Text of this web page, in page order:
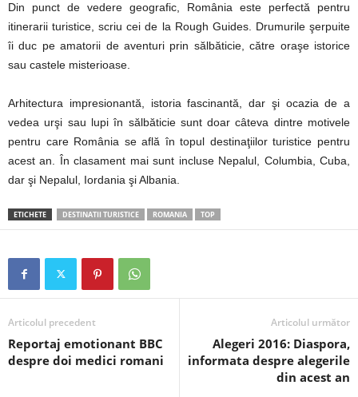
Din punct de vedere geografic, România este perfectă pentru
itinerarii turistice, scriu cei de la Rough Guides. Drumurile şerpuite
îi duc pe amatorii de aventuri prin sălbăticie, către oraşe istorice
sau castele misterioase.
Arhitectura impresionantă, istoria fascinantă, dar şi ocazia de a
vedea urşi sau lupi în sălbăticie sunt doar câteva dintre motivele
pentru care România se află în topul destinaţiilor turistice pentru
acest an. În clasament mai sunt incluse Nepalul, Columbia, Cuba,
dar şi Nepalul, Iordania şi Albania.
ETICHETE DESTINATII TURISTICE ROMANIA TOP
Articolul precedent
Reportaj emotionant BBC
despre doi medici romani
Articolul următor
Alegeri 2016: Diaspora,
informata despre alegerile
din acest an